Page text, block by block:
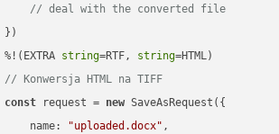
// deal with the converted file
})
%!(EXTRA string=RTF, string
// Konwersja HTML na TIFF
const request = new SaveAsRequest({
name: "uploaded.docx" ,